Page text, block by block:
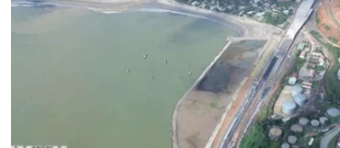
Sáng ngày 29/4, Bộ Giao thông
với tỉnh Thanh Hóa, Bình Thuận
và thông xe 2 dự án thành phần
Nam phía Đông giai đoạn 2017-
Sơn-Quốc lộ 45 và Phan Thiết-